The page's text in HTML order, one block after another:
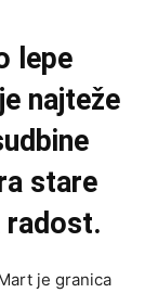
lepe
najteže
stare
radost.
je granica